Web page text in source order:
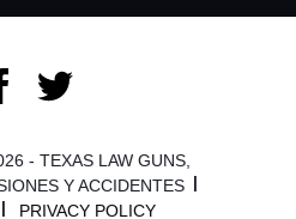
- TEXAS LAW GUNS,
Y ACCIDENTES
PRIVACY POLICY